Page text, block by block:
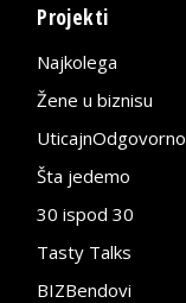
Projekti
Najkolega
Žene u biznisu
UticajnOdgovorno
Šta jedemo
30 ispod 30
Tasty Talks
BIZBendovi